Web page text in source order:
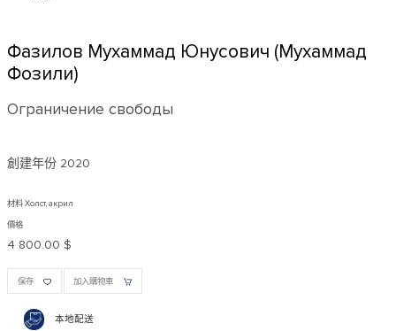
Фазилов Мухаммад Юнусович (Мухаммад
Фозили)
Ограничение свободы
創建年份 2020
材料 Холст, акрил
價格
4 800.00 $
保存 加入購物車
本地配送